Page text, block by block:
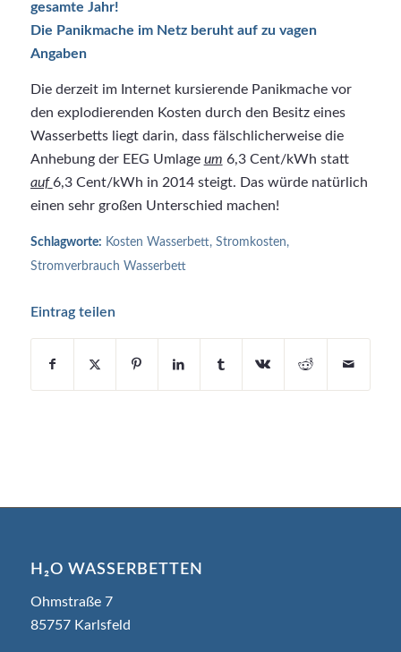
gesamte Jahr!
Die Panikmache im Netz beruht auf zu vagen
Angaben
Die derzeit im Internet kursierende Panikmache vor
den explodierenden Kosten durch den Besitz eines
Wasserbetts liegt darin, dass fälschlicherweise die
Anhebung der EEG Umlage um 6,3 Cent/kWh statt
auf 6,3 Cent/kWh in 2014 steigt. Das würde natürlich
einen sehr großen Unterschied machen!
Schlagworte: Kosten Wasserbett, Stromkosten,
Stromverbrauch Wasserbett
Eintrag teilen
H₂O WASSERBETTEN
Ohmstraße 7
85757 Karlsfeld